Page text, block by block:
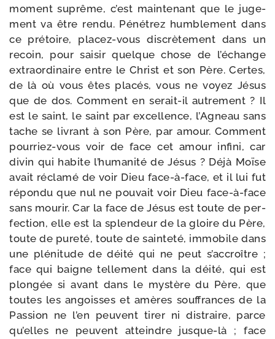
moment suprême, c’est main­te­nant que le juge­
ment va être ren­du. Pénétrez hum­ble­ment dans
ce pré­toire, placez-​vous dis­crè­te­ment dans un
recoin, pour sai­sir quelque chose de l’échange
extra­or­di­naire entre le Christ et son Père. Certes,
de là où vous êtes pla­cés, vous ne voyez Jésus
que de dos. Comment en serait-​il autre­ment ? Il
est le saint, le saint par excel­lence, l’Agneau sans
tache se livrant à son Père, par amour. Comment
pourriez-​vous voir de face cet amour infi­ni, car
divin qui habite l’humanité de Jésus ? Déjà Moïse
avait récla­mé de voir Dieu face-​à-​face, et il lui fut
répon­du que nul ne pou­vait voir Dieu face-​à-​face
sans mou­rir. Car la face de Jésus est toute de per­
fec­tion, elle est la splen­deur de la gloire du Père,
toute de pure­té, toute de sain­te­té, immo­bile dans
une plé­ni­tude de déi­té qui ne peut s’accroître ;
face qui baigne tel­le­ment dans la déi­té, qui est
plon­gée si avant dans le mys­tère du Père, que
toutes les angoisses et amères souf­frances de la
Passion ne l’en peuvent tirer ni dis­traire, parce
qu’elles ne peuvent atteindre jusque-​là ; face